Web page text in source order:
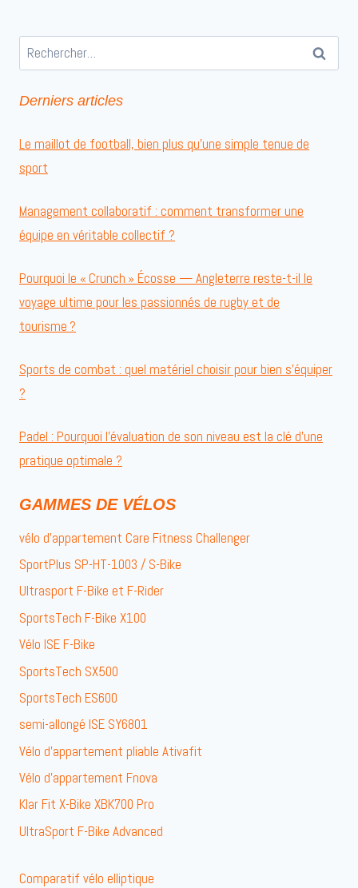
Rechercher :
Derniers articles
Le maillot de football, bien plus qu’une simple tenue de
sport
Management collaboratif : comment transformer une
équipe en véritable collectif ?
Pourquoi le « Crunch » Écosse — Angleterre reste-t-il le
voyage ultime pour les passionnés de rugby et de
tourisme ?
Sports de combat : quel matériel choisir pour bien s’équiper
?
Padel : Pourquoi l’évaluation de son niveau est la clé d’une
pratique optimale ?
GAMMES DE VÉLOS
vélo d’appartement Care Fitness Challenger
SportPlus SP-HT-1003 / S-Bike
Ultrasport F-Bike et F-Rider
SportsTech F-Bike X100
Vélo ISE F-Bike
SportsTech SX500
SportsTech ES600
semi-allongé ISE SY6801
Vélo d’appartement pliable Ativafit
Vélo d’appartement Fnova
Klar Fit X-Bike XBK700 Pro
UltraSport F-Bike Advanced
Comparatif vélo elliptique